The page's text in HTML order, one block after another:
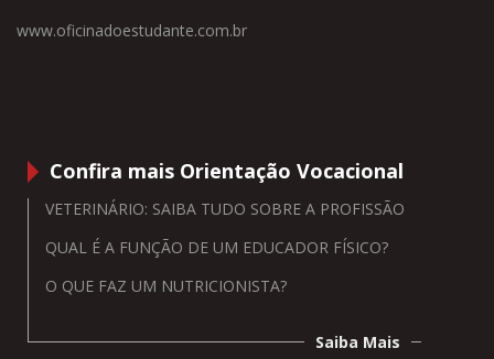
www.oficinadoestudante.com.br
Confira mais Orientação Vocacional
VETERINÁRIO: SAIBA TUDO SOBRE A PROFISSÃO
QUAL É A FUNÇÃO DE UM EDUCADOR FÍSICO?
O QUE FAZ UM NUTRICIONISTA?
Saiba Mais